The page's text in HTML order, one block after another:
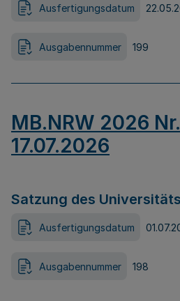
Ausfertigungsdatum
Ausgabennummer 199
MB.NRW 2026
17.07.2026
Satzung des
Ausfertigungsdatum
Ausgabennummer 198